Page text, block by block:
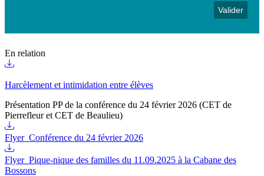
En relation
Harcèlement et intimidation entre élèves
Présentation PP de la conférence du 24 février 2026 (CET de
Pierrefleur et CET de Beaulieu)
Flyer_Conférence du 24 février 2026
Flyer_Pique-nique des familles du 11.09.2025 à la Cabane des
Bossons